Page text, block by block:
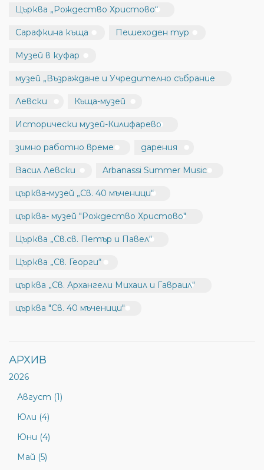
Църква „Рождество Христово“
Сарафкина къща Пешеходен тур
Музей в куфар
музей „Възраждане и Учредително събрание
Левски Къща-музей
Исторически музей-Килифарево
зимно работно време дарения
Васил Левски Arbanassi Summer Music
църква-музей „Св. 40 мъченици“
църква- музей "Рождество Христово"
Църква „Св.св. Петър и Павел“
Църква „Св. Георги“
църква „Св. Архангели Михаил и Гавраил“
църква "Св. 40 мъченици"
АРХИВ
2026
Август (1)
Юли (4)
Юни (4)
Май (5)